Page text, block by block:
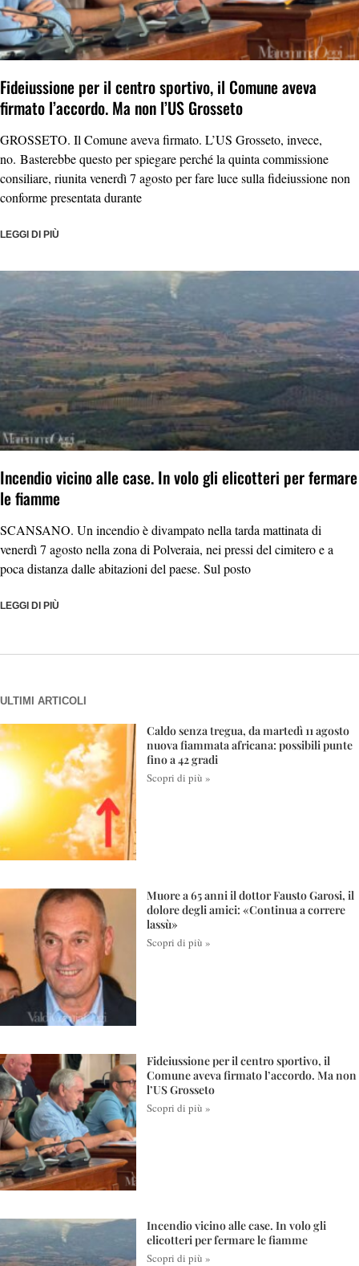
Fideiussione per il centro sportivo, il Comune aveva
firmato l’accordo. Ma non l’US Grosseto
GROSSETO. Il Comune aveva firmato. L’US Grosseto, invece,
no. Basterebbe questo per spiegare perché la quinta commissione
consiliare, riunita venerdì 7 agosto per fare luce sulla fideiussione non
conforme presentata durante
LEGGI DI PIÙ
Incendio vicino alle case. In volo gli elicotteri per fermare
le fiamme
SCANSANO. Un incendio è divampato nella tarda mattinata di
venerdì 7 agosto nella zona di Polveraia, nei pressi del cimitero e a
poca distanza dalle abitazioni del paese. Sul posto
LEGGI DI PIÙ
ULTIMI ARTICOLI
Caldo senza tregua, da martedì 11 agosto
nuova fiammata africana: possibili punte
fino a 42 gradi
Scopri di più »
Muore a 65 anni il dottor Fausto Garosi, il
dolore degli amici: «Continua a correre
lassù»
Scopri di più »
Fideiussione per il centro sportivo, il
Comune aveva firmato l’accordo. Ma non
l’US Grosseto
Scopri di più »
Incendio vicino alle case. In volo gli
elicotteri per fermare le fiamme
Scopri di più »